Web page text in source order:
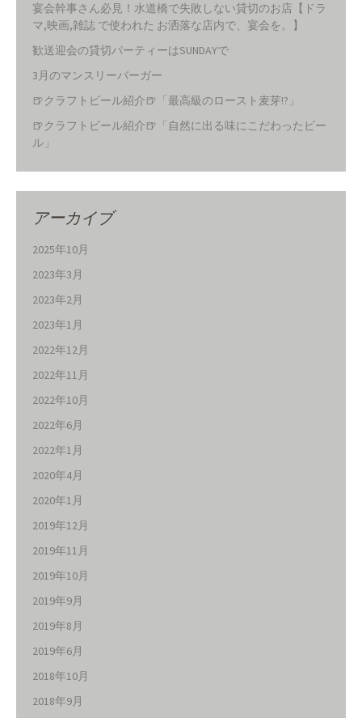
宴会幹事さん必見！水道橋で失敗しない貸切のお店【ドラ
マ,映画,雑誌 で使われた お洒落な店内で、宴会を。】
歓送迎会の貸切パーティーはSUNDAYで
3月のマンスリーバーガー
🍺クラフトビール紹介🍺「最高級のロースト麦芽!?」
🍺クラフトビール紹介🍺「自然に出る味にこだわったビー
ル」
アーカイブ
2025年10月
2023年3月
2023年2月
2023年1月
2022年12月
2022年11月
2022年10月
2022年6月
2022年1月
2020年4月
2020年1月
2019年12月
2019年11月
2019年10月
2019年9月
2019年8月
2019年6月
2018年10月
2018年9月